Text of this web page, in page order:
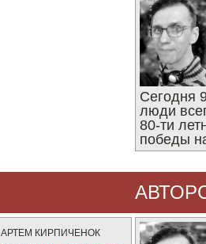
Сегодня
люди
80-ти
победы
АРТЕМ КИРПИЧЕНОК